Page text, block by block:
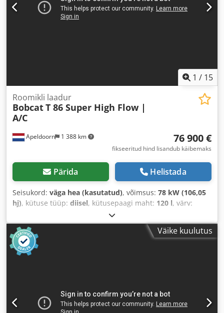
1 / 15
Apeldoorn 1 388 km
Roomikli laadur
BobcatT 86 Super High Flow |
A/C
76 900 €
fikseeritud hind lisandub käibemaks
Pärida Helistada
Seisukord: väga hea (kasutatud), võimsus: 78 kW (106,05
hj), kütuse tüüp: diisel, kütusepaagi maht: 120 l, värv:
3 350 mm, Ehitusaasta:
1 168 h, Varustus:kliimaseade,
Väike kuulutus